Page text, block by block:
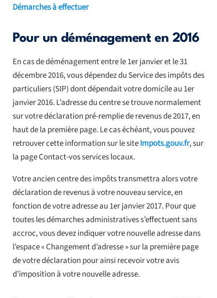
Démarches à effectuer
Pour un déménagement en 2016
En cas de déménagement entre le 1er janvier et le 31
décembre 2016, vous dépendez du Service des impôts des
particuliers (SIP) dont dépendait votre domicile au 1er
janvier 2016. L’adresse du centre se trouve normalement
sur votre déclaration pré-remplie de revenus de 2017, en
haut de la première page. Le cas échéant, vous pouvez
retrouver cette information sur le siteImpots.gouv.fr, sur
la page Contact-vos services locaux.
Votre ancien centre des impôts transmettra alors votre
déclaration de revenus à votre nouveau service, en
fonction de votre adresse au 1er janvier 2017. Pour que
toutes les démarches administratives s’effectuent sans
accroc, vous devez indiquer votre nouvelle adresse dans
l’espace « Changement d’adresse » sur la première page
de votre déclaration pour ainsi recevoir votre avis
d’imposition à votre nouvelle adresse.